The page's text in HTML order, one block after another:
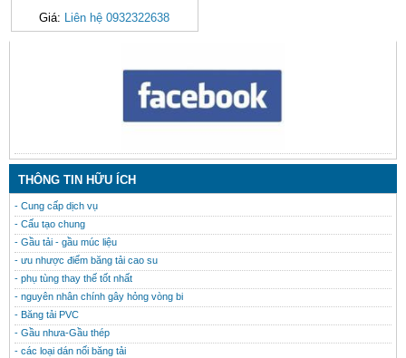
Giá: Liên hệ 0932322638
THÔNG TIN HỮU ÍCH
- Cung cấp dịch vụ
- Cấu tạo chung
- Gầu tải - gầu múc liệu
- ưu nhược điểm băng tải cao su
- phụ tùng thay thế tốt nhất
- nguyên nhân chính gây hỏng vòng bi
- Băng tải PVC
- Gầu nhưa-Gầu thép
- các loại dán nối băng tải